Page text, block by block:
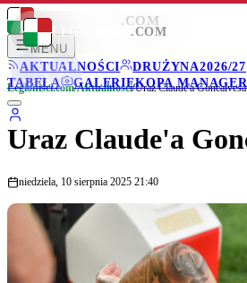
LEGIONISCI .COM
MENU
AKTUALNOŚCI
DRUŻYNA2026/27
TABELA
GALERIEKOPA
LEGIONISCI .COM
Legionisci.com/Aktualności/Uraz Claude'a Goncalvesa
Uraz Claude'a
niedziela, 10 sierpnia 2025 21:40